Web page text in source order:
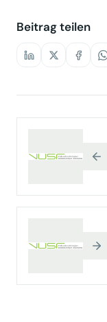
Beitrag teilen